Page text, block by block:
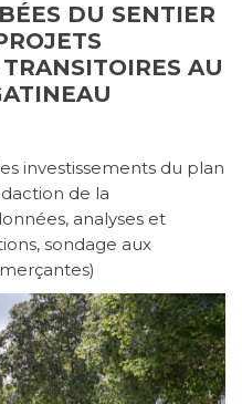
DU SENTIER
AU
investissements du plan
de la
analyses et
sondage aux